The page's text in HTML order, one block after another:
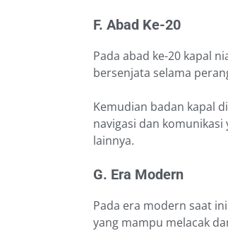
F. Abad Ke-20
Pada abad ke-20 kapal
bersenjata selama
Kemudian badan kapal
navigasi dan
lainnya.
G. Era Modern
Pada era modern saat
yang mampu melacak